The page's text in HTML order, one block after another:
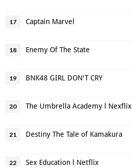
17 Captain Marvel
18 Enemy Of The State
19 BNK48 GIRL DON'T CRY
20 The Umbrella Academy l Nexflix
21 Destiny The Tale of Kamakura
22 Sex Education l Netflix